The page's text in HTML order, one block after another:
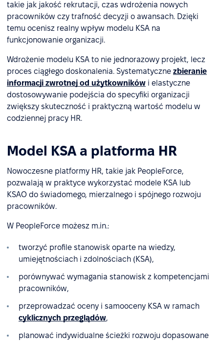
takie jak jakość rekrutacji, czas wdrożenia nowych
pracowników czy trafność decyzji o awansach. Dzięki
temu ocenisz realny wpływ modelu KSA na
funkcjonowanie organizacji.
Wdrożenie modelu KSA to nie jednorazowy projekt, lecz
proces ciągłego doskonalenia. Systematyczne zbieranie
informacji zwrotnej od użytkowników i elastyczne
dostosowywanie podejścia do specyfiki organizacji
zwiększy skuteczność i praktyczną wartość modelu w
codziennej pracy HR.
Model KSA a platforma HR
Nowoczesne platformy HR, takie jak PeopleForce,
pozwalają w praktyce wykorzystać modele KSA lub
KSAO do świadomego, mierzalnego i spójnego rozwoju
pracowników.
W PeopleForce możesz m.in.:
tworzyć profile stanowisk oparte na wiedzy,
umiejętnościach i zdolnościach (KSA),
porównywać wymagania stanowisk z kompetencjami
pracowników,
przeprowadzać oceny i samooceny KSA w ramach
cyklicznych przeglądów,
planować indywidualne ścieżki rozwoju dopasowane